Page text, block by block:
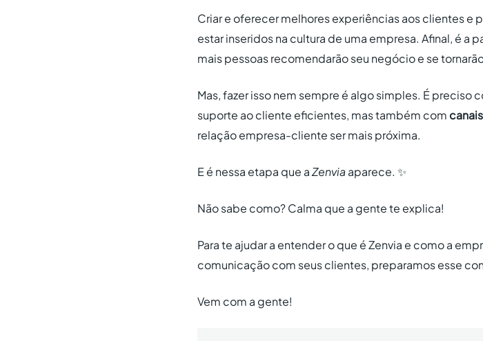
Criar e oferecer melhores experiências aos clientes e
estar inseridos na cultura de uma empresa. Afinal, é a
mais pessoas recomendarão seu negócio e se
Mas, fazer isso nem sempre é algo simples. É preciso
suporte ao cliente eficientes, mas também com
relação empresa-cliente ser mais próxima.
E é nessa etapa que aZenvia aparece. ✨
Não sabe como? Calma que a gente te explica!
Para te ajudar a entender o que é Zenvia e como a
comunicação com seus clientes, preparamos esse
Vem com a gente!